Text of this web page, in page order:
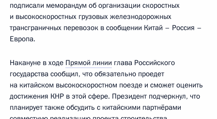
подписали меморандум об организации скоростных
и высокоскоростных грузовых железнодорожных
трансграничных перевозок в сообщении Китай – Россия –
Европа.
Накануне в ходе Прямой линии глава Российского
государства сообщил, что обязательно проедет
на китайском высокоскоростном поезде и сможет оценить
достижения КНР в этой сфере. Президент подчеркнул, что
планирует также обсудить с китайскими партнёрами